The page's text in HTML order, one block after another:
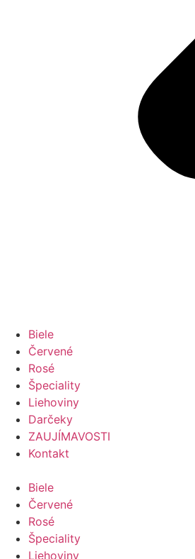
Biele
Červené
Rosé
Špeciality
Liehoviny
Darčeky
ZAUJÍMAVOSTI
Kontakt
Biele
Červené
Rosé
Špeciality
Liehoviny